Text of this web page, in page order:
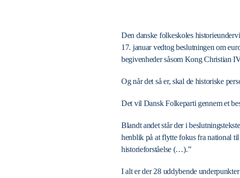
Den danske folkeskoles
17. januar vedtog beslutningen om
begivenheder såsom Kong Christian
Og når det så er, skal de historiske
Det vil Dansk Folkeparti gennem et
Blandt andet står der i
henblik på at flytte fokus fra national
historieforståelse (…).”
I alt er der 28 uddybende